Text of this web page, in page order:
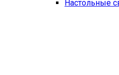
Настольные